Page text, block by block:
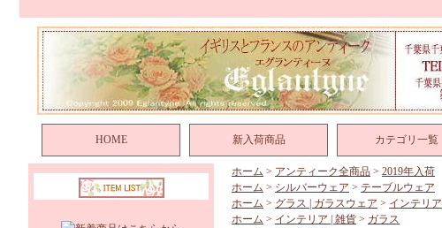
HOME 新入荷商品 カテゴリ一覧
ホーム > アンティーク全商品 > 2019年入荷
ホーム > シルバーウェア > テーブルウェア
ホーム > グラス | ガラスウェア > インテリア
ホーム > インテリア | 雑貨 > ガラス